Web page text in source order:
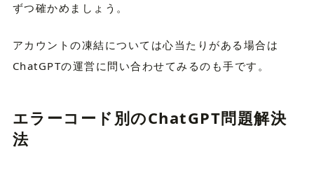
ずつ確かめましょう。
アカウントの凍結については心当たりがある場合は
ChatGPTの運営に問い合わせてみるのも手です。
エラーコード別のChatGPT問題解決
法